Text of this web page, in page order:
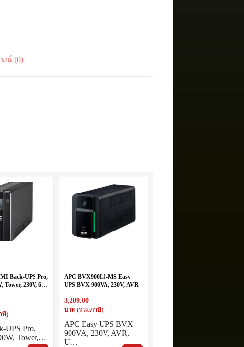
ณ์ (0)
Back-UPS Pro,
Tower, 230V, 6x
Battery
ษี)
UPS Pro,
Tower,…
APC BVX900LI-MS Easy
UPS BVX 900VA, 230V, AVR
3,209.00
บาท (รวมภาษี)
APC Easy UPS BVX
900VA, 230V, AVR,
U…